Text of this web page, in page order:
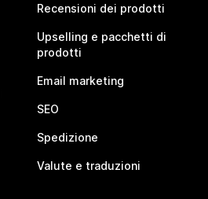
Recensioni dei prodotti
Upselling e pacchetti di
prodotti
Email marketing
SEO
Spedizione
Valute e traduzioni